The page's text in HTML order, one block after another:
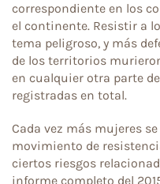
correspondiente en los
el continente. Resistir a
tema peligroso, y más
de los territorios
en cualquier otra parte
registradas en total.
Cada vez más mujeres
movimiento de
ciertos riesgos
informe completo del